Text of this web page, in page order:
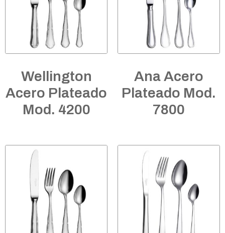
Wellington
Acero Plateado
Mod. 4200
Ana Acero
Plateado Mod.
7800